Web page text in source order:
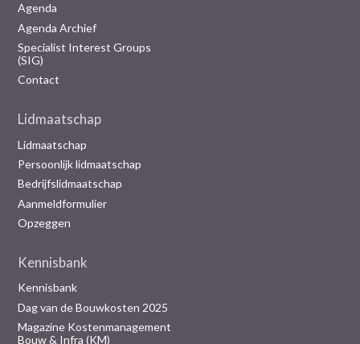
Agenda
Agenda Archief
Specialist Interest Groups
(SIG)
Contact
Lidmaatschap
Lidmaatschap
Persoonlijk lidmaatschap
Bedrijfslidmaatschap
Aanmeldformulier
Opzeggen
Kennisbank
Kennisbank
Dag van de Bouwkosten 2025
Magazine Kostenmanagement
Bouw & Infra (KM)